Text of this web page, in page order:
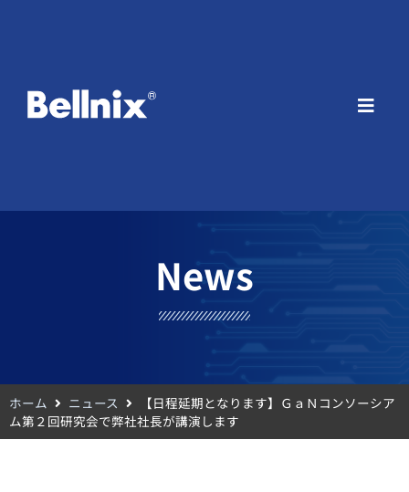
News
ホーム ニュース
【日程延期となります】ＧａＮコンソーシア
ム第２回研究会で弊社社長が講演します